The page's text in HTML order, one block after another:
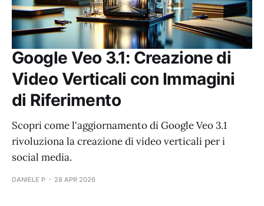
Google Veo 3.1: Creazione di
Video Verticali con Immagini
di Riferimento
Scopri come l'aggiornamento di Google Veo 3.1
rivoluziona la creazione di video verticali per i
social media.
DANIELE P 28 APR 2026